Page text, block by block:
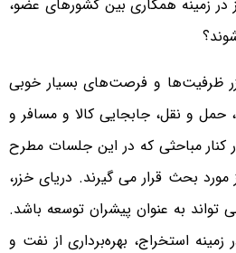
در زمینه همکاری بین کشورهای عضو،
ظرفیت‌ها و فرصت‌های بسیار خوبی
و نقل، جابجایی کالا و مسافر و
کنار مباحثی که در این جلسات مطرح
بحث قرار می گیرند. دریای خزر،
به عنوان پیشران توسعه باشد.
استخراج، بهره‌برداری از نفت و